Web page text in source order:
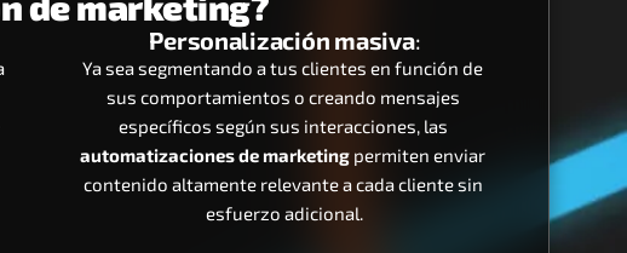
Personalización masiva:
Ya sea segmentando a tus clientes en función de
sus comportamientos o creando mensajes
automatizaciones de marketing permiten enviar
contenido altamente relevante a cada cliente sin
esfuerzo adicional.